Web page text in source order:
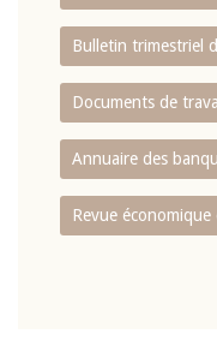
Bulletin trimestriel
Documents de
Annuaire des
Revue